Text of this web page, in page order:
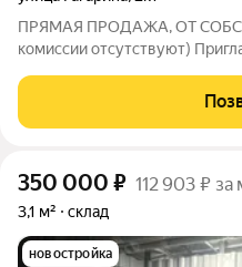
ПРЯМАЯ ПРОДАЖА, ОТ
комиссии отсутствуют)
долгосрочную аренду
звоните более подробно
350 000 ₽ 112 903 ₽ за
3,1 м² склад
новостройка